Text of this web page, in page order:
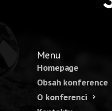
Menu
Homepage
Obsah konference
O konferenci